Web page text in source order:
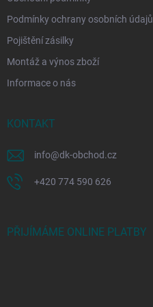
Podmínky ochrany osobních údajů
Pojištění zásilky
Montáž a výnos zboží
Informace o nás
KONTAKT
info@dk-obchod.cz
+420 774 590 626
PŘIJÍMÁME ONLINE PLATBY